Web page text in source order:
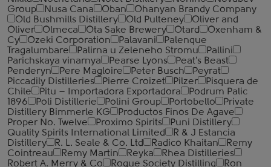
Group
Nusa Cana Oban
Ohanyan Brandy Company
Old Bushmills Distillery
Old Pulteney
Oliver and
Oliver
Olmeca Ota Sake Brewery Otard
Oxenham &
Cy
Ozeki Corporation Palavani
Palenque
Tragalumbare
Palirna u Zeleneho Stromu
Pallini
Parichskaya vinarnya
Pearse Lyons
Peat's Beast
Penderyn
Pere Magloire Peter Busch
Peyrat
Piccadily Distilleries
Pierre Croizet Pilzer
Pisquera de
Chile
Pitu – Importadora Exportadora
Podrum Palic
1896
Poli Distillerie Polini Group Portobello
Private
Distillery Bimmerle KG
Productos Finos De Agave
Proper No. Twelve
Proximo Spirits
Puni Distillery
Quality Spirits International Limited
R & J Estancia
Distillery
R. L. Seale & Co. Ltd Radico Khaitan
Remy
Cointreau
Remy Martin Reyka
Rhea Distilleries
Robert A. Merry & Co
Rogue Society Distilling
Ron